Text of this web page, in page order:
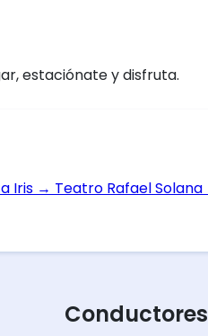
estaciónate y disfruta.
Iris → Teatro Rafael Solana
Conductores